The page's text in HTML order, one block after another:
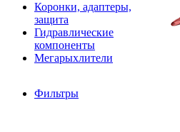
Коронки, адаптеры,
защита
Гидравлические
компоненты
Мегарыхлители
Фильтры